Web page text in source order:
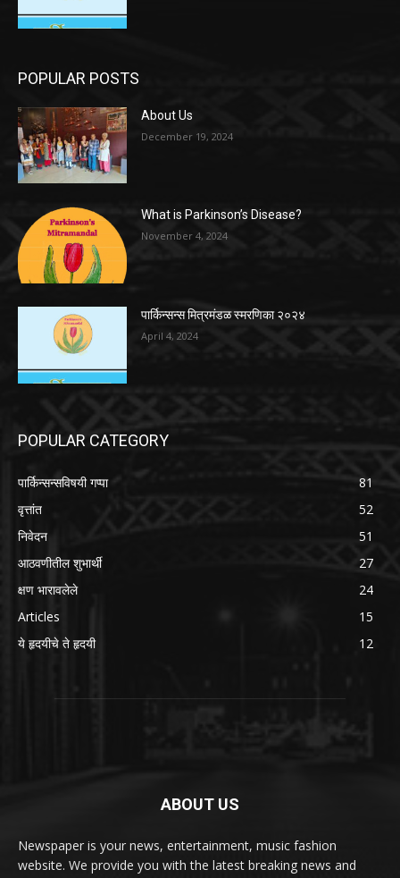
POPULAR POSTS
About Us
December 19, 2024
What is Parkinson’s Disease?
November 4, 2024
पार्किन्सन्स मित्रमंडळ स्मरणिका २०२४
April 4, 2024
POPULAR CATEGORY
पार्किन्सन्सविषयी गप्पा
81
वृत्तांत
52
निवेदन
51
आठवणीतील शुभार्थी
27
क्षण भारावलेले
24
Articles
15
ये हृदयीचे ते हृदयी
12
ABOUT US
Newspaper is your news, entertainment, music fashion
website. We provide you with the latest breaking news and